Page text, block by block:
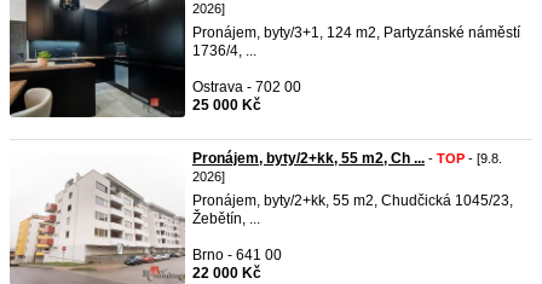
2026]
Pronájem, byty/3+1, 124 m2, Partyzánské náměstí
1736/4, ...
Ostrava - 702 00
25 000 Kč
Pronájem, byty/2+kk, 55 m2, Ch ... - TOP - [9.8.
2026]
Pronájem, byty/2+kk, 55 m2, Chudčická 1045/23,
Žebětín, ...
Brno - 641 00
22 000 Kč